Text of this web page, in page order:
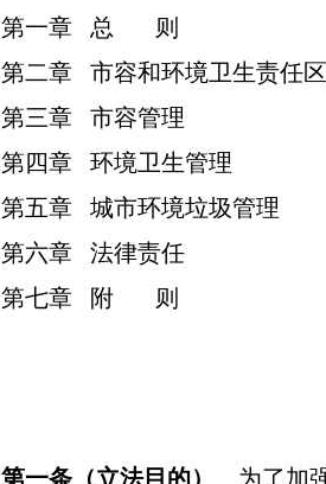
第一章 总
则
第二章
市容和环境卫生责任
第三章
市容管理
第四章
环境卫生管理
第五章
城市环境垃圾管理
第六章
法律责任
第七章
附 则
第一条（立法目的）
为了加